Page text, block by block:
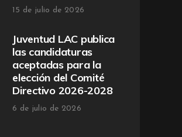
15 de julio de 2026
Juventud LAC publica
las candidaturas
aceptadas para la
elección del Comité
Directivo 2026-2028
6 de julio de 2026